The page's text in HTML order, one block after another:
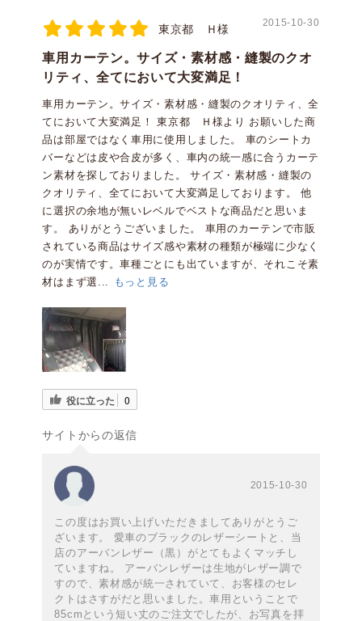
東京都 Ｈ様 2015-10-30
車用カーテン。サイズ・素材感・縫製のクオ
リティ、全てにおいて大変満足！
車用カーテン。サイズ・素材感・縫製のクオリティ、全
てにおいて大変満足！ 東京都 Ｈ様より お願いした商
品は部屋ではなく車用に使用しました。 車のシートカ
バーなどは皮や合皮が多く、車内の統一感に合うカーテ
ン素材を探しておりました。 サイズ・素材感・縫製の
クオリティ、全てにおいて大変満足しております。 他
に選択の余地が無いレベルでベストな商品だと思いま
す。 ありがとうございました。 車用のカーテンで市販
されている商品はサイズ感や素材の種類が極端に少なく
のが実情です。車種ごとにも出ていますが、それこそ素
材はまず選...
もっと見る
役に立った 0
サイトからの返信
2015-10-30
この度はお買い上げいただきましてありがとうご
ざいます。 愛車のブラックのレザーシートと、当
店のアーバンレザー（黒）がとてもよくマッチし
ていますね。 アーバンレザーは生地がレザー調で
すので、素材感が統一されていて、お客様のセレ
クトはさすがだと思いました。車用ということで
85cmという短い丈のご注文でしたが、お写真を拝